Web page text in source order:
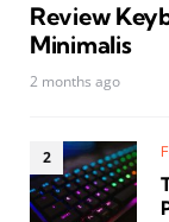
Review
Minimalis
2 months ago